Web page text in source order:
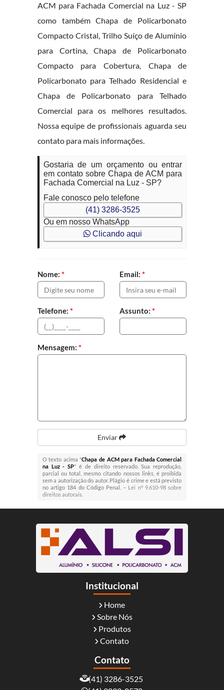
ACM para Fachada Comercial na Luz - SP
como também Chapa de Policarbonato
Compacto Cristal, Trilho Suíço de Alumínio
para Cortina, Chapa de Policarbonato
Compacto para Cobertura, Chapa de
Policarbonato para Telhado Residencial e
Chapa de Policarbonato para Telhado
Comercial para os melhores resultados.
Nossa equipe de profissionais aguarda seu
contato para mais informações.
Gostaria de um orçamento ou entrar
em contato sobre Chapa de ACM para
Fachada Comercial na Luz - SP?
Fale conosco pelo telefone
(41) 3286-3525
Ou em nosso WhatsApp
Clicando aqui
Nome: * Email: *
Telefone: * Assunto: *
Mensagem: *
Enviar
O texto acima "Chapa de ACM para Fachada Comercial
na Luz - SP" é de direito reservado. Sua reprodução,
parcial ou total, mesmo citando nossos links, é proibida
sem a autorização do autor. Plágio é crime e está previsto
no artigo 184 do Código Penal. – Lei n° 9.610-98 sobre
direitos autorais.
Institucional
Home
Sobre Nós
Produtos
Contato
Contato
(41) 3286-3525